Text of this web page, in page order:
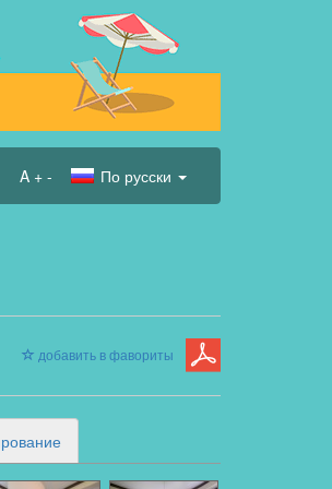
По русски
A + -
добавить в фавориты